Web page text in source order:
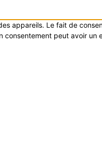
appareils. Le fait de
consentement peut avoir un